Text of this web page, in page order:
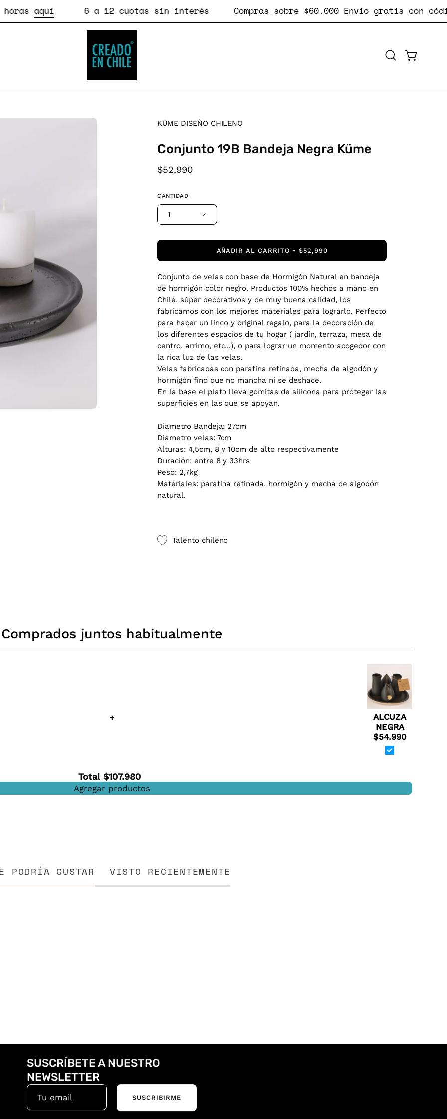
aquí 6 a 12 cuotas sin interés Compras sobre $60.000Envío gratiscon código
Abrir CARRO
KÜME DISEÑO CHILENO
Conjunto 19B Bandeja Negra Küme
$52,990
CANTIDAD
1
AÑADIR AL CARRITO $52,990
Conjunto de velas con base de Hormigón Natural en bandeja
de hormigón color negro. Productos 100% hechos a mano en
Chile, súper decorativos y de muy buena calidad, los
fabricamos con los mejores materiales para lograrlo. Perfecto
para hacer un lindo y original regalo, para la decoración de
los diferentes espacios de tu hogar ( jardín, terraza, mesa de
centro, arrimo, etc...), o para lograr un momento acogedor con
la rica luz de las velas.
Velas fabricadas con parafina refinada, mecha de algodón y
hormigón fino que no mancha ni se deshace.
En la base el plato lleva gomitas de silicona para proteger las
superficies en las que se apoyan.
Diametro Bandeja: 27cm
Diametro velas: 7cm
Alturas: 4,5cm, 8 y 10cm de alto respectivamente
Duración: entre 8 y 33hrs
Peso: 2,7kg
Materiales: parafina refinada, hormigón y mecha de algodón
natural.
Talento chileno
Comprados juntos habitualmente
+
ALCUZA
NEGRA
$54.990
Total $107.980
Agregar productos
PODRÍA GUSTAR VISTO RECIENTEMENTE
SUSCRÍBETE A NUESTRO
NEWSLETTER
compra